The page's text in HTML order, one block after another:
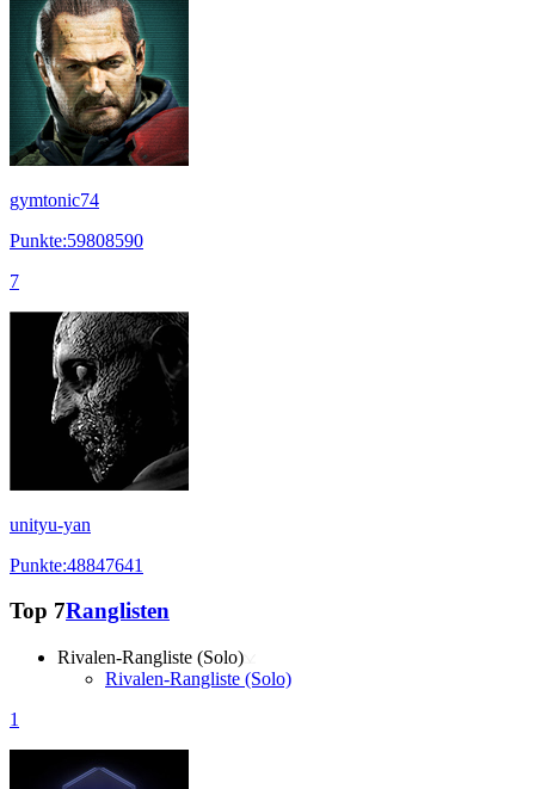
gymtonic74
Punkte:59808590
7
unityu-yan
Punkte:48847641
Top 7Ranglisten
Rivalen-Rangliste (Solo)
Rivalen-Rangliste (Solo)
1